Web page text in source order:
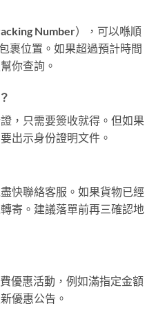
Number），可以喺順
裹位置。如果超過預計時間
你查詢。
，只需要簽收就得。但如果
出示身份證明文件。
快聯絡客服。如果貨物已經
寄。建議落單前再三確認地
優惠活動，例如滿指定金額
優惠公告。